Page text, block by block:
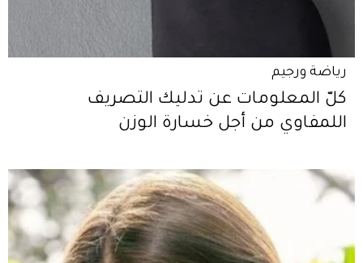
رياضة ورجيم
كلّ المعلومات عن تدليك التصريف
اللمفاوي من أجل خسارة الوزن